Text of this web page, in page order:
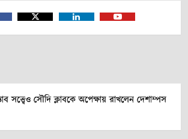
Twitter Linkedin Youtube
সত্ত্বেও সৌদি ক্লাবকে অপেক্ষায় রাখলেন দেশাম্পস